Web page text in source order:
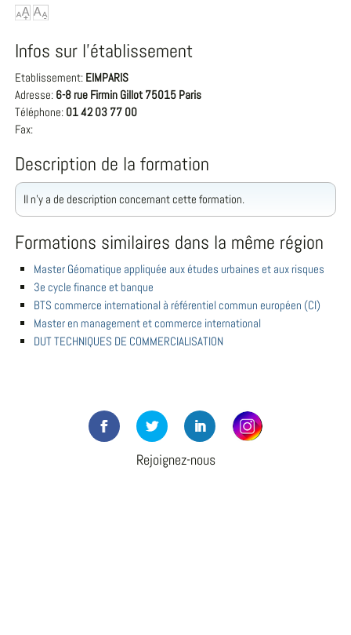
Infos sur l'établissement
Etablissement: EIMPARIS
Adresse: 6-8 rue Firmin Gillot 75015 Paris
Téléphone: 01 42 03 77 00
Fax:
Description de la formation
Il n'y a de description concernant cette formation.
Formations similaires dans la même région
Master Géomatique appliquée aux études urbaines et aux risques
3e cycle finance et banque
BTS commerce international à référentiel commun européen (CI)
Master en management et commerce international
DUT TECHNIQUES DE COMMERCIALISATION
Rejoignez-nous